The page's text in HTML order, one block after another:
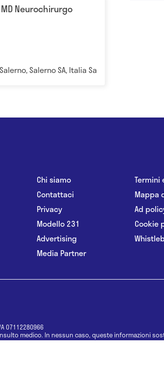
Neurochirurgo
Salerno SA, Italia Salerno
Chi siamo
Contattaci
Privacy
Modello 231
Advertising
Media Partner
Termini
Mappa
Ad
Cookie
07112280966
medico. In nessun caso, queste informazioni
le informazioni disponibili come suggerimenti